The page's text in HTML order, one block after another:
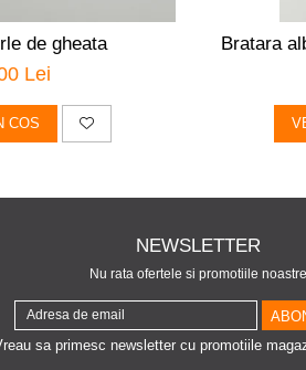
de gheata
Lei
COS
Bratara
NEWSLETTER
Nu rata ofertele si promotiile
sa primesc newsletter cu promotiile